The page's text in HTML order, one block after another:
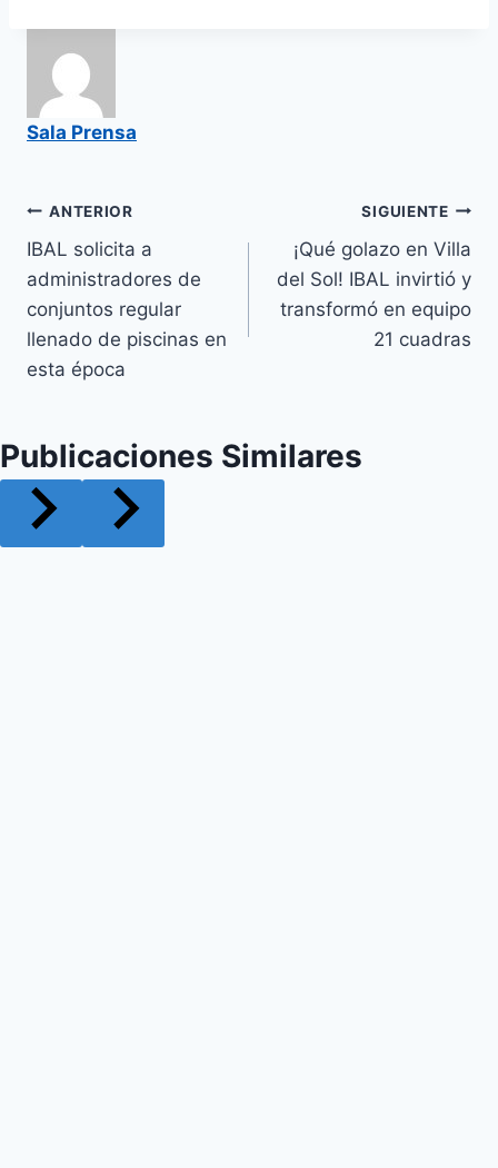
Sala Prensa
Navegación
de
entradas
ANTERIOR
IBAL solicita a
administradores de
conjuntos regular
llenado de piscinas en
esta época
SIGUIENTE
¡Qué golazo en Villa
del Sol! IBAL invirtió y
transformó en equipo
21 cuadras
Publicaciones Similares